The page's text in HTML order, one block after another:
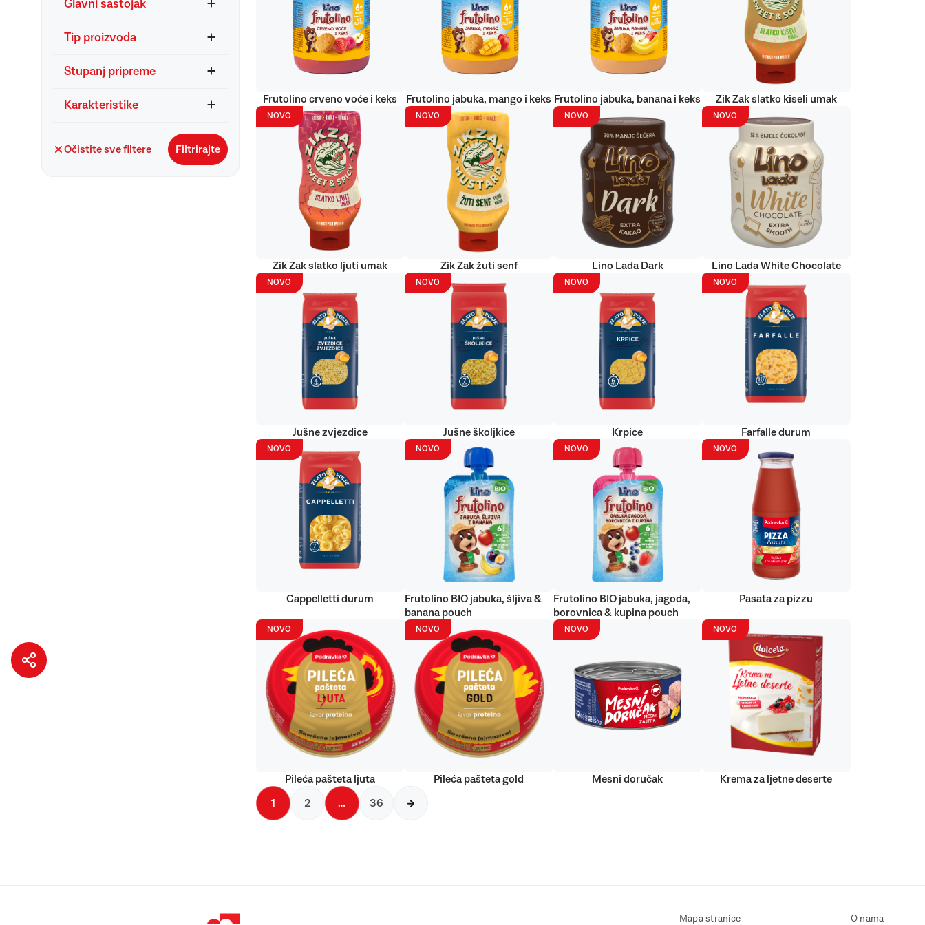
Glavni sastojak
Tip proizvoda
Stupanj pripreme
Karakteristike
Očistite sve filtere Filtrirajte
Frutolino crveno voće i keks Frutolino jabuka, mango i keks Frutolino jabuka, banana i keks Zik Zak slatko kiseli umak
NOVO
Zik Zak slatko ljuti umak
NOVO
Zik Zak žuti senf
NOVO
Lino Lada Dark
NOVO
Lino Lada White Chocolate
NOVO
Jušne zvjezdice
NOVO
Jušne školjkice
NOVO
Krpice
NOVO
Farfalle durum
NOVO
Cappelletti durum
NOVO
Frutolino BIO jabuka, šljiva &
banana pouch
NOVO
Frutolino BIO jabuka, jagoda,
borovnica & kupina pouch
NOVO
Pasata za pizzu
NOVO
Pileća pašteta ljuta
NOVO
Pileća pašteta gold
NOVO
Mesni doručak
NOVO
Krema za ljetne deserte
1 2 … 36
Mapa stranice O nama